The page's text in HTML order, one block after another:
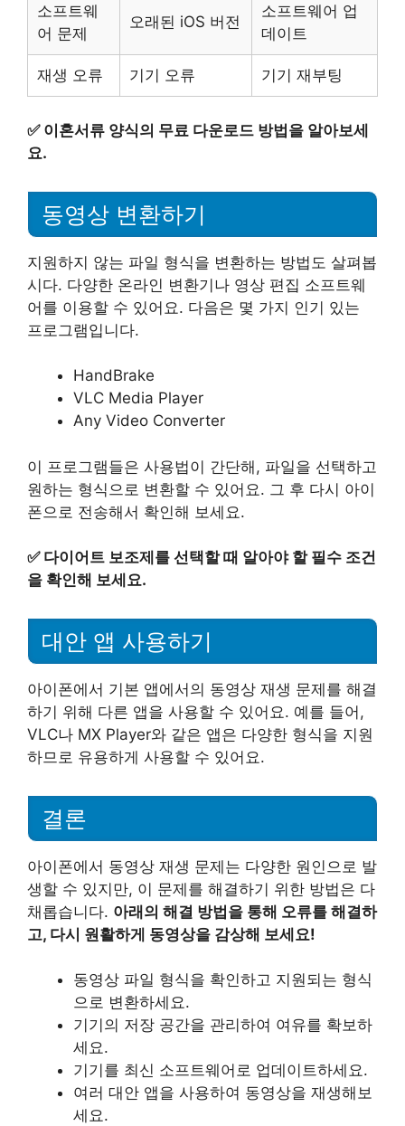
소프트웨
어 문제
오래된 iOS 버전
소프트웨어 업
데이트
재생 오류 기기 오류 기기 재부팅
✅ 이혼서류 양식의 무료 다운로드 방법을 알아보세
요.
동영상 변환하기
지원하지 않는 파일 형식을 변환하는 방법도 살펴봅
시다. 다양한 온라인 변환기나 영상 편집 소프트웨
어를 이용할 수 있어요. 다음은 몇 가지 인기 있는
프로그램입니다.
HandBrake
VLC Media Player
Any Video Converter
이 프로그램들은 사용법이 간단해, 파일을 선택하고
원하는 형식으로 변환할 수 있어요. 그 후 다시 아이
폰으로 전송해서 확인해 보세요.
✅ 다이어트 보조제를 선택할 때 알아야 할 필수 조건
을 확인해 보세요.
대안 앱 사용하기
아이폰에서 기본 앱에서의 동영상 재생 문제를 해결
하기 위해 다른 앱을 사용할 수 있어요. 예를 들어,
VLC나 MX Player와 같은 앱은 다양한 형식을 지원
하므로 유용하게 사용할 수 있어요.
결론
아이폰에서 동영상 재생 문제는 다양한 원인으로 발
생할 수 있지만, 이 문제를 해결하기 위한 방법은 다
채롭습니다. 아래의 해결 방법을 통해 오류를 해결하
고, 다시 원활하게 동영상을 감상해 보세요!
동영상 파일 형식을 확인하고 지원되는 형식
으로 변환하세요.
기기의 저장 공간을 관리하여 여유를 확보하
세요.
기기를 최신 소프트웨어로 업데이트하세요.
여러 대안 앱을 사용하여 동영상을 재생해보
세요.